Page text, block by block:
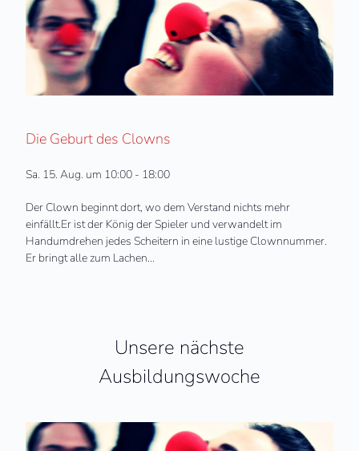
Die Geburt des Clowns
Sa. 15. Aug. um 10:00 - 18:00
Der Clown beginnt dort, wo dem Verstand nichts mehr
einfällt.Er ist der König der Spieler und verwandelt im
Handumdrehen jedes Scheitern in eine lustige Clownnummer.
Er bringt alle zum Lachen...
Unsere nächste
Ausbildungswoche